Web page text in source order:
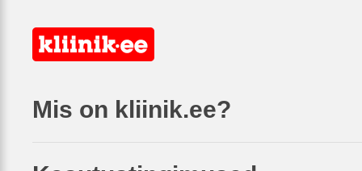
Mis on kliinik.ee?